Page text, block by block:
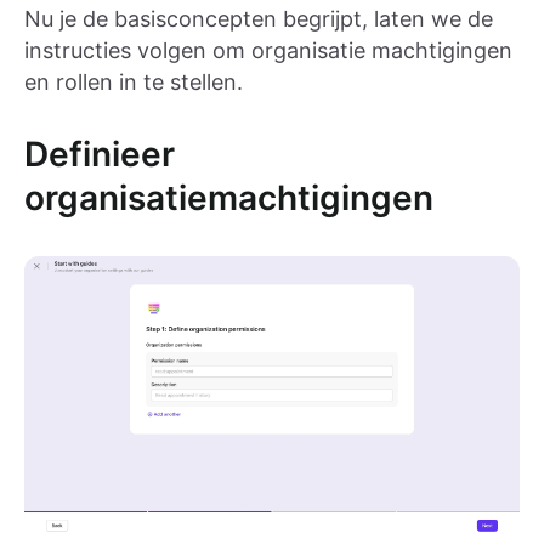
Nu je de basisconcepten begrijpt, laten we de
instructies volgen om organisatie machtigingen
en rollen in te stellen.
Definieer
organisatiemachtigingen